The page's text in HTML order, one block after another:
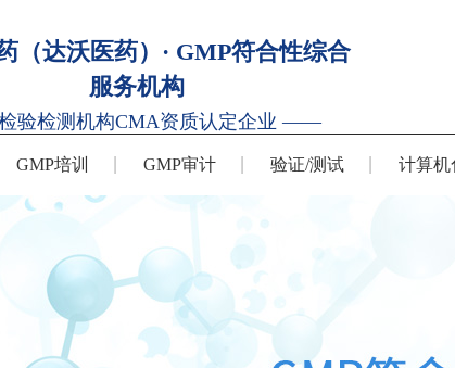
（达沃医药）· GMP符合性综合
服务机构
检测机构CMA资质认定企业 ——
GMP培训 GMP审计 验证/测试 计算机